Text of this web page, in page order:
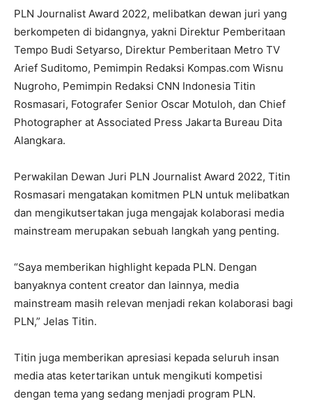
PLN Journalist Award 2022, melibatkan dewan juri yang
berkompeten di bidangnya, yakni Direktur Pemberitaan
Tempo Budi Setyarso, Direktur Pemberitaan Metro TV
Arief Suditomo, Pemimpin Redaksi Kompas.com Wisnu
Nugroho, Pemimpin Redaksi CNN Indonesia Titin
Rosmasari, Fotografer Senior Oscar Motuloh, dan Chief
Photographer at Associated Press Jakarta Bureau Dita
Alangkara.
Perwakilan Dewan Juri PLN Journalist Award 2022, Titin
Rosmasari mengatakan komitmen PLN untuk melibatkan
dan mengikutsertakan juga mengajak kolaborasi media
mainstream merupakan sebuah langkah yang penting.
“Saya memberikan highlight kepada PLN. Dengan
banyaknya content creator dan lainnya, media
mainstream masih relevan menjadi rekan kolaborasi bagi
PLN,” Jelas Titin.
Titin juga memberikan apresiasi kepada seluruh insan
media atas ketertarikan untuk mengikuti kompetisi
dengan tema yang sedang menjadi program PLN.